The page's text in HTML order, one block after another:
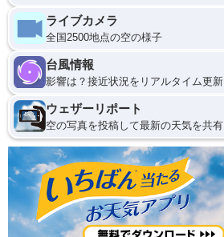
ライブカメラ
全国2500地点の空の様子
台風情報
影響は？接近状況をリアルタイム更新
ウェザーリポート
空の写真を投稿して最新の天気を共有